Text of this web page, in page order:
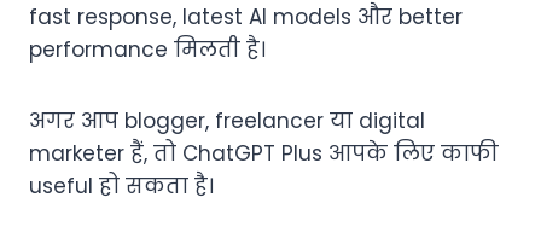
fast response, latest AI models और better
performance मिलती है।
अगर आप blogger, freelancer या digital
marketer हैं, तो ChatGPT Plus आपके लिए काफी
useful हो सकता है।